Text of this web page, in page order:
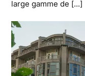
large gamme de [...]